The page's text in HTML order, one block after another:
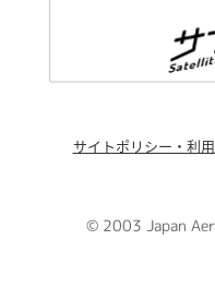
サイトポリシー・利
© 2003 Japan